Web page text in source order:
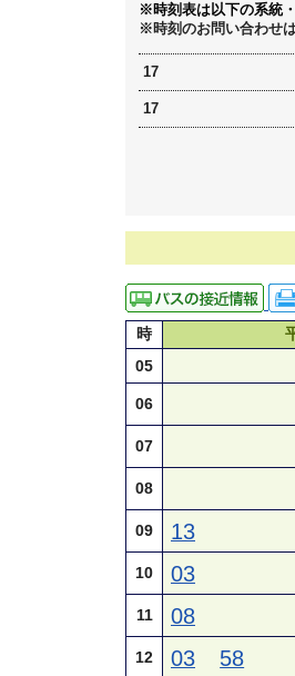
※時刻表は以下の系統
※時刻のお問い合わせ
17
17
時
05
06
07
08
09 13
10 03
11 08
12 03 58